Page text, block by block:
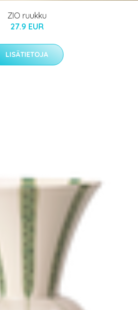
ZIO ruukku
27.9 EUR
LISÄTIETOJA